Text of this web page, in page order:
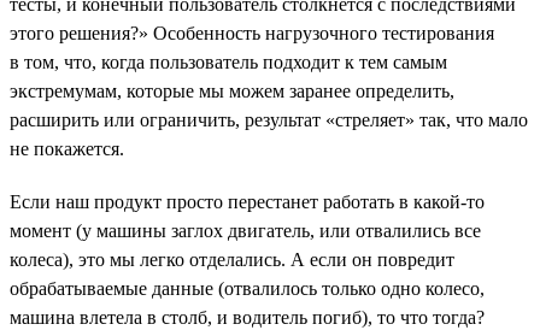
этого решения?» Особенность нагрузочного тестирования
в том, что, когда пользователь подходит к тем самым
экстремумам, которые мы можем заранее определить,
расширить или ограничить, результат «стреляет» так, что мало
не покажется.
Если наш продукт просто перестанет работать в какой-то
момент (у машины заглох двигатель, или отвалились все
колеса), это мы легко отделались. А если он повредит
обрабатываемые данные (отвалилось только одно колесо,
машина влетела в столб, и водитель погиб), то что тогда?